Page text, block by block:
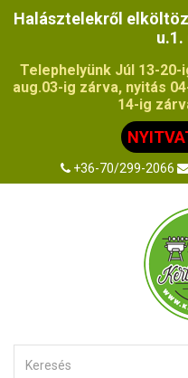
Halásztelekről
Telephelyünk Júl 13-20-
aug.03-ig zárva, nyitás
14-ig
+36-70/299-2066